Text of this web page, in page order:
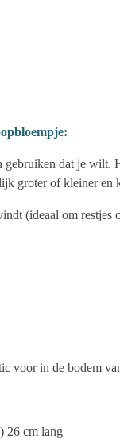
dat je wilt.
groter of kleiner en
(ideaal om restjes
voor in de bodem
26 cm lang